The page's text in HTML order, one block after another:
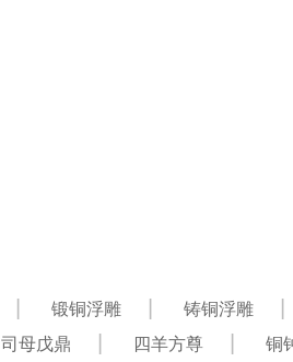
锻铜浮雕 铸铜浮雕
司母戊鼎 四羊方尊 铜